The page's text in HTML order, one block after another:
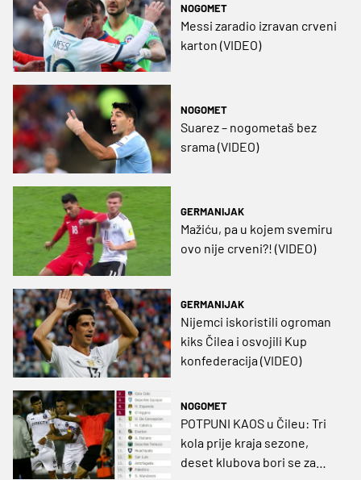
NOGOMET
Messi zaradio izravan crveni
karton (VIDEO)
NOGOMET
Suarez – nogometaš bez
srama (VIDEO)
GERMANIJAK
Mažiću, pa u kojem svemiru
ovo nije crveni?! (VIDEO)
GERMANIJAK
Nijemci iskoristili ogroman
kiks Čilea i osvojili Kup
konfederacija (VIDEO)
NOGOMET
POTPUNI KAOS u Čileu: Tri
kola prije kraja sezone,
deset klubova bori se za